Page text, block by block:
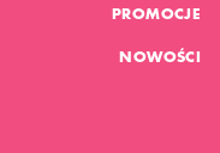
PROMOCJE
NOWOŚCI